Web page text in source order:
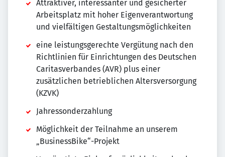
Attraktiver, interessanter und gesicherter
Arbeitsplatz mit hoher Eigenverantwortung
und vielfältigen Gestaltungsmöglichkeiten
eine leistungsgerechte Vergütung nach den
Richtlinien für Einrichtungen des Deutschen
Caritasverbandes (AVR) plus einer
zusätzlichen betrieblichen Altersversorgung
(KZVK)
Jahressonderzahlung
Möglichkeit der Teilnahme an unserem
„BusinessBike“-Projekt